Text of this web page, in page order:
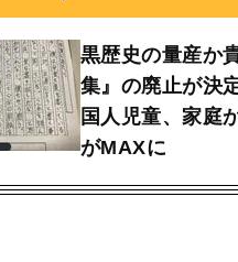
黒歴史の量産か
集』の廃止が決
国人児童、家庭
がMAXに